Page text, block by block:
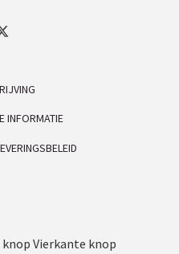
INFORMATIE
Vierkante knop